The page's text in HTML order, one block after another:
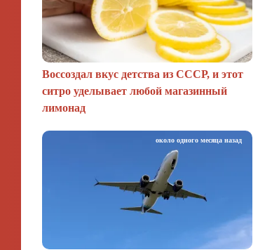
Воссоздал вкус детства из СССР, и этот
ситро уделывает любой магазинный
лимонад
около одного месяца назад